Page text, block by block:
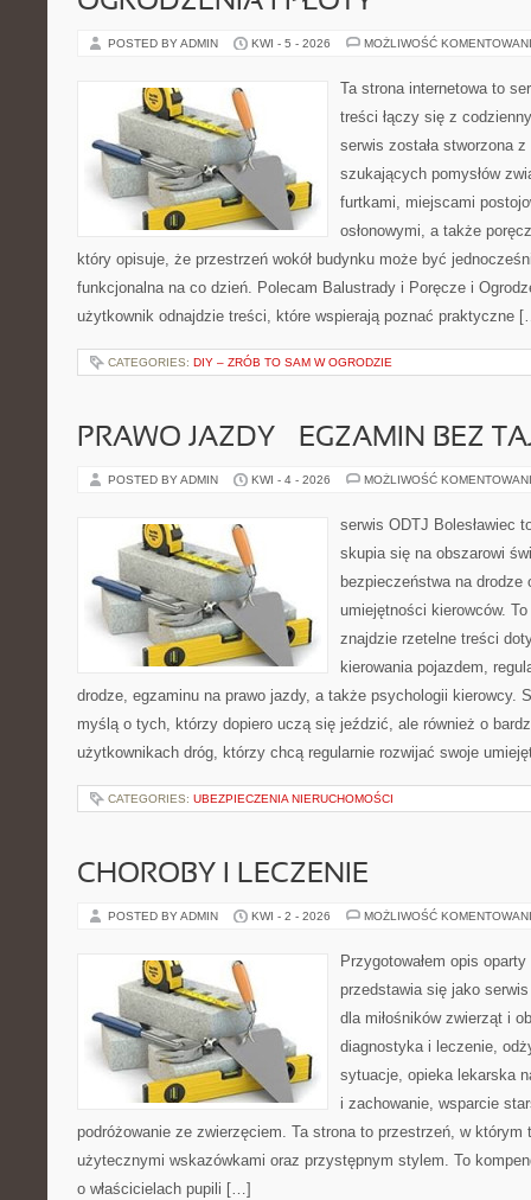
POSTED BY ADMIN KWI - 5 - 2026 MOŻLIWOŚĆ
Ta strona internetowa to
treści łączy się z
serwis została stworzona
szukających pomysłów
furtkami, miejscami
osłonowymi, a także
który opisuje, że przestrzeń wokół budynku może być
funkcjonalna na co dzień. Polecam Balustrady i Poręcze i
użytkownik odnajdzie treści, które wspierają poznać praktyczne
CATEGORIES: DIY – ZRÓB TO SAM W OGRODZIE
PRAWO JAZDY – EGZAMIN BEZ
POSTED BY ADMIN KWI - 4 - 2026 MOŻLIWOŚĆ
serwis ODTJ Bolesławiec
skupia się na obszarowi
bezpieczeństwa na drodze
umiejętności kierowców.
znajdzie rzetelne treści
kierowania pojazdem,
drodze, egzaminu na prawo jazdy, a także psychologii kierowcy.
myślą o tych, którzy dopiero uczą się jeździć, ale również o
użytkownikach dróg, którzy chcą regularnie rozwijać swoje
CATEGORIES: UBEZPIECZENIA NIERUCHOMOŚCI
CHOROBY I LECZENIE
POSTED BY ADMIN KWI - 2 - 2026 MOŻLIWOŚĆ
Przygotowałem opis
przedstawia się jako
dla miłośników zwierząt i
diagnostyka i leczenie,
sytuacje, opieka lekarska
i zachowanie, wsparcie
podróżowanie ze zwierzęciem. Ta strona to przestrzeń, w
użytecznymi wskazówkami oraz przystępnym stylem. To
o właścicielach pupili […]